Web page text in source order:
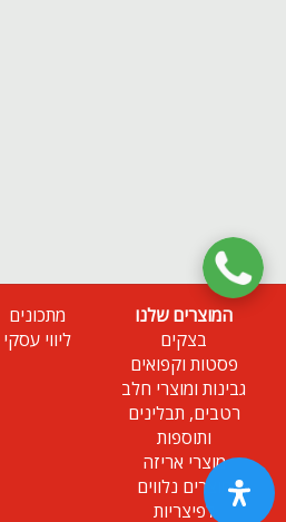
המוצרים שלנו
בצקים
פסטות וקפואים
גבינות ומוצרי חלב
רטבים, תבלינים
ותוספות
מוצרי אריזה
מוצרים נלווים
לפיצריות
מתכונים
ליווי עסקי